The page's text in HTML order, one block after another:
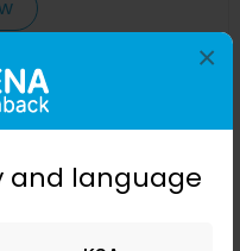
and language
×